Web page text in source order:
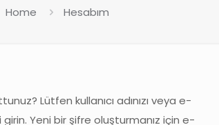
Home Hesabım
Lütfen kullanıcı adınızı veya e-
Yeni bir şifre oluşturmanız için e-